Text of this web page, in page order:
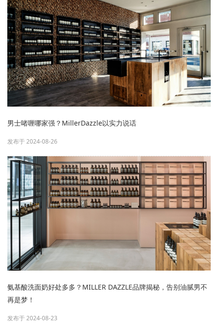
男士啫喱哪家强？MillerDazzle以实力说话
发布于 2024-08-26
氨基酸洗面奶好处多多？MILLER DAZZLE品牌揭秘，告别油腻男不
再是梦！
发布于 2024-08-23